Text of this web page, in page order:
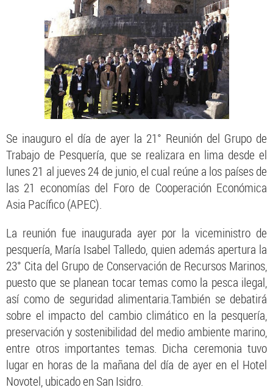
Se inauguro el día de ayer la 21° Reunión del Grupo de
Trabajo de Pesquería, que se realizara en lima desde el
lunes 21 al jueves 24 de junio, el cual reúne a los países de
las 21 economías del Foro de Cooperación Económica
Asia Pacífico (APEC).
La reunión fue inaugurada ayer por la viceministro de
pesquería, María Isabel Talledo, quien además apertura la
23° Cita del Grupo de Conservación de Recursos Marinos,
puesto que se planean tocar temas como la pesca ilegal,
así como de seguridad alimentaria.También se debatirá
sobre el impacto del cambio climático en la pesquería,
preservación y sostenibilidad del medio ambiente marino,
entre otros importantes temas. Dicha ceremonia tuvo
lugar en horas de la mañana del día de ayer en el Hotel
Novotel, ubicado en San Isidro.